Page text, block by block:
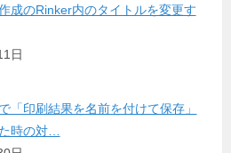
成のRinker内のタイトルを変更す
日
「印刷結果を名前を付けて保存」
時の対…